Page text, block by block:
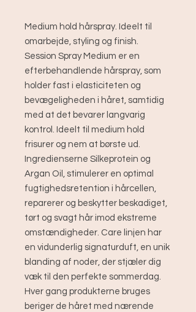
Medium hold hårspray. Ideelt til
omarbejde, styling og finish.
Session Spray Medium er en
efterbehandlende hårspray, som
holder fast i elasticiteten og
bevægeligheden i håret, samtidig
med at det bevarer langvarig
kontrol. Ideelt til medium hold
frisurer og nem at børste ud.
Ingredienserne Silkeprotein og
Argan Oil, stimulerer en optimal
fugtighedsretention i hårcellen,
reparerer og beskytter beskadiget,
tørt og svagt hår imod ekstreme
omstændigheder. Care linjen har
en vidunderlig signaturduft, en unik
blanding af noder, der stjæler dig
væk til den perfekte sommerdag.
Hver gang produkterne bruges
beriger de håret med nærende